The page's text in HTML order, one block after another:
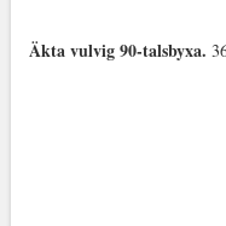
Äkta vulvig 90-talsbyxa.